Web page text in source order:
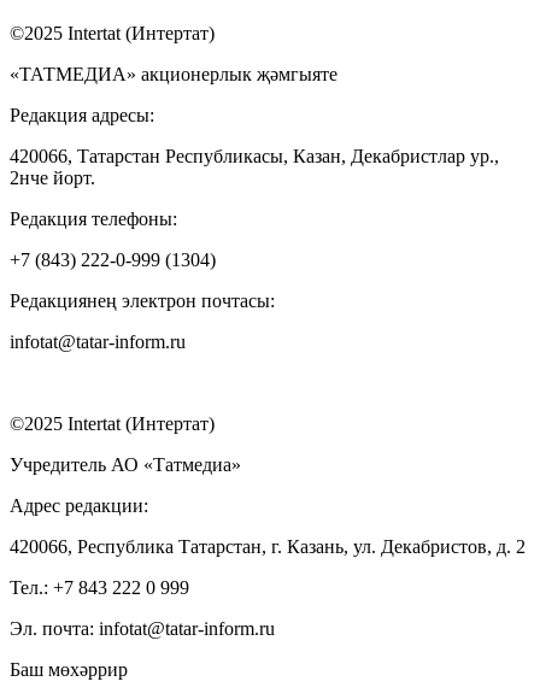
©2025 Intertat (Интертат)
«ТАТМЕДИА» акционерлык җәмгыяте
Редакция адресы:
420066, Татарстан Республикасы, Казан, Декабристлар ур.,
2нче йорт.
Редакция телефоны:
+7 (843) 222-0-999 (1304)
Редакциянең электрон почтасы:
infotat@tatar-inform.ru
©2025 Intertat (Интертат)
Учредитель АО «Татмедиа»
Адрес редакции:
420066, Республика Татарстан, г. Казань, ул. Декабристов, д. 2
Тел.: +7 843 222 0 999
Эл. почта: infotat@tatar-inform.ru
Баш мөхәррир